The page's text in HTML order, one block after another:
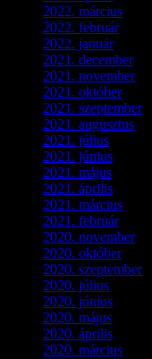
2022. március
2022. február(4)
2022. január(3)
2021. december(2)
2021. november(5)
2021. október(8)
2021. szeptember
2021. augusztus
2021. július
2021. június
2021. május
2021. április
2021. március
2021. február(4)
2020. november(4)
2020. október(4)
2020. szeptember
2020. július
2020. június
2020. május
2020. április
2020. március